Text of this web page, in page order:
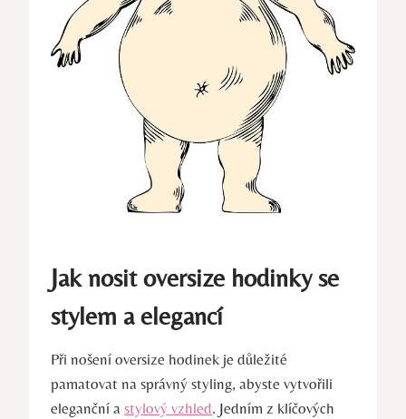
Jak nosit oversize hodinky se
stylem a elegancí
Při nošení oversize hodinek je důležité
pamatovat na správný styling, abyste vytvořili
eleganční a stylový vzhled. Jedním z klíčových